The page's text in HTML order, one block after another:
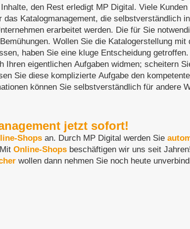
den Rest erledigt MP Digital. Viele
das Katalogmanagement, die selbstverständlich
erarbeitet werden. Die für Sie
Wollen Sie die Katalogerstellung mit
haben Sie eine kluge Entscheidung
Ihren eigentlichen Aufgaben widmen; scheitern
Sie diese komplizierte Aufgabe den
können Sie selbstverständlich für andere
jetzt sofort!
Shops an. Durch MP Digital werden Sie
Online-Shops
beschäftigen
wollen dann nehmen Sie noch heute unverbindlich mit uns Kontakt